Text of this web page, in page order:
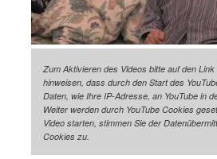
Zum Aktivieren des Videos bitte auf den
hinweisen, dass durch den Start des
Daten, wie Ihre IP-Adresse, an YouTube in
Weiter werden durch YouTube Cookies
Video starten, stimmen Sie der
Cookies zu.